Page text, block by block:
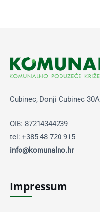
Cubinec, Donji Cubinec 30A
OIB: 87214344239
tel: +385 48 720 915
info@komunalno.hr
Impressum